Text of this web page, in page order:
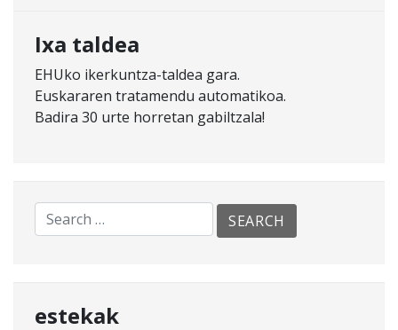
Ixa taldea
EHUko ikerkuntza-taldea gara.
Euskararen tratamendu automatikoa.
Badira 30 urte horretan gabiltzala!
estekak